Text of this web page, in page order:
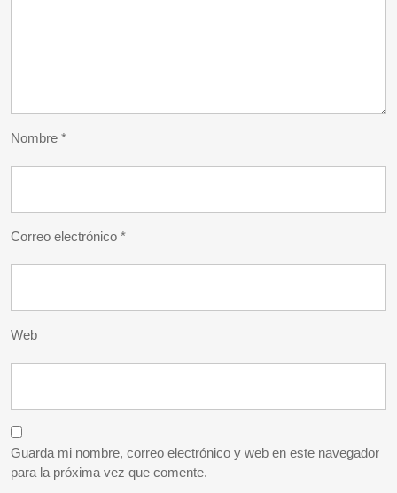
Nombre *
Correo electrónico *
Web
Guarda mi nombre, correo electrónico y web en este navegador
para la próxima vez que comente.